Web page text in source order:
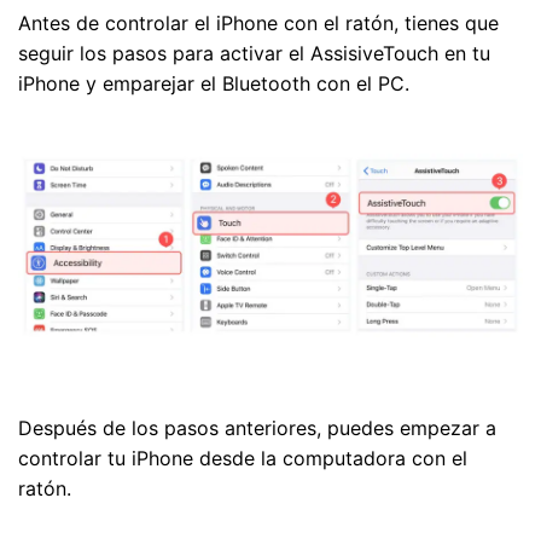
Antes de controlar el iPhone con el ratón, tienes que
seguir los pasos para activar el AssisiveTouch en tu
iPhone y emparejar el Bluetooth con el PC.
Después de los pasos anteriores, puedes empezar a
controlar tu iPhone desde la computadora con el
ratón.